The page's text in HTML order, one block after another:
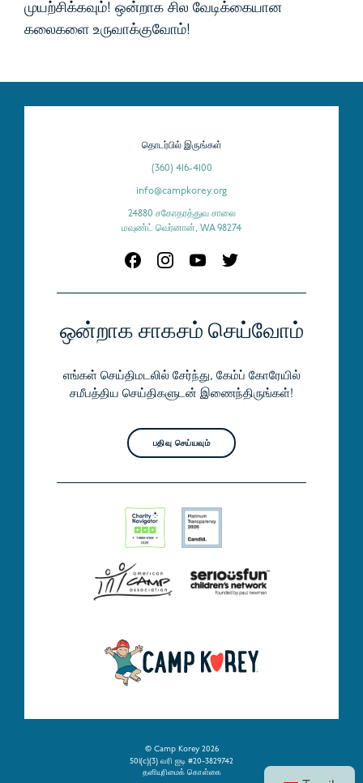
முயற்சிக்கவும்! ஒன்றாக சில வேடிக்கையான
கலைகளை உருவாக்குவோம்!
ஒன்றாக சாகசம் செய்வோம்
எங்கள் செய்திமடலில் சேர்ந்து, கேம்ப் கோரேயில்
சமீபத்திய செய்திகளுடன் இணைந்திருங்கள்!
பதிவு செய்யவும்
தொடர்பில் இருங்கள்
(360) 416-4100
info@campkorey.org
24880 சகோதரத்துவ சாலை
மவுண்ட் வெர்னான், WA 98274
© Camp Korey 2026
501(c)(3) வரி ஐடி #20-3829742
தனியுரிமைக் கொள்கை